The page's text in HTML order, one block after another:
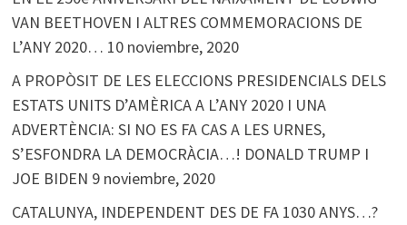
VAN BEETHOVEN I ALTRES COMMEMORACIONS DE
L’ANY 2020… 10 noviembre, 2020
A PROPÒSIT DE LES ELECCIONS PRESIDENCIALS DELS
ESTATS UNITS D’AMÈRICA A L’ANY 2020 I UNA
ADVERTÈNCIA: SI NO ES FA CAS A LES URNES,
S’ESFONDRA LA DEMOCRÀCIA…! DONALD TRUMP I
JOE BIDEN 9 noviembre, 2020
CATALUNYA, INDEPENDENT DES DE FA 1030 ANYS…?